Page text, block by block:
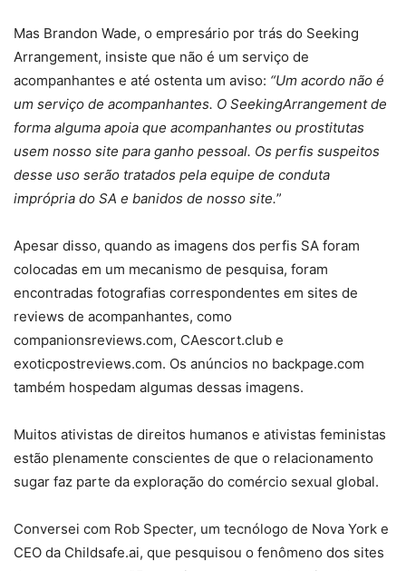
Mas Brandon Wade, o empresário por trás do Seeking
Arrangement, insiste que não é um serviço de
acompanhantes e até ostenta um aviso: “Um acordo não é
um serviço de acompanhantes. O SeekingArrangement de
forma alguma apoia que acompanhantes ou prostitutas
usem nosso site para ganho pessoal. Os perfis suspeitos
desse uso serão tratados pela equipe de conduta
imprópria do SA e banidos de nosso site.”
Apesar disso, quando as imagens dos perfis SA foram
colocadas em um mecanismo de pesquisa, foram
encontradas fotografias correspondentes em sites de
reviews de acompanhantes, como
companionsreviews.com, CAescort.club e
exoticpostreviews.com. Os anúncios no backpage.com
também hospedam algumas dessas imagens.
Muitos ativistas de direitos humanos e ativistas feministas
estão plenamente conscientes de que o relacionamento
sugar faz parte da exploração do comércio sexual global.
Conversei com Rob Specter, um tecnólogo de Nova York e
CEO da Childsafe.ai, que pesquisou o fenômeno dos sites